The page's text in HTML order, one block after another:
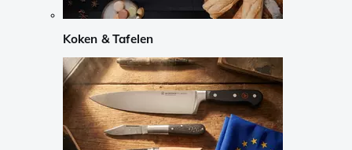
Koken & Tafelen